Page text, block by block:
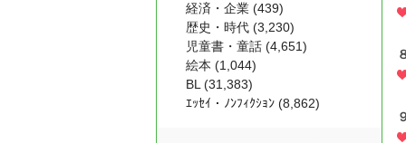
経済・企業 (439)
歴史・時代 (3,230)
児童書・童話 (4,651)
絵本 (1,044)
BL (31,383)
ｴｯｾｲ・ﾉﾝﾌｨｸｼｮﾝ (8,862)